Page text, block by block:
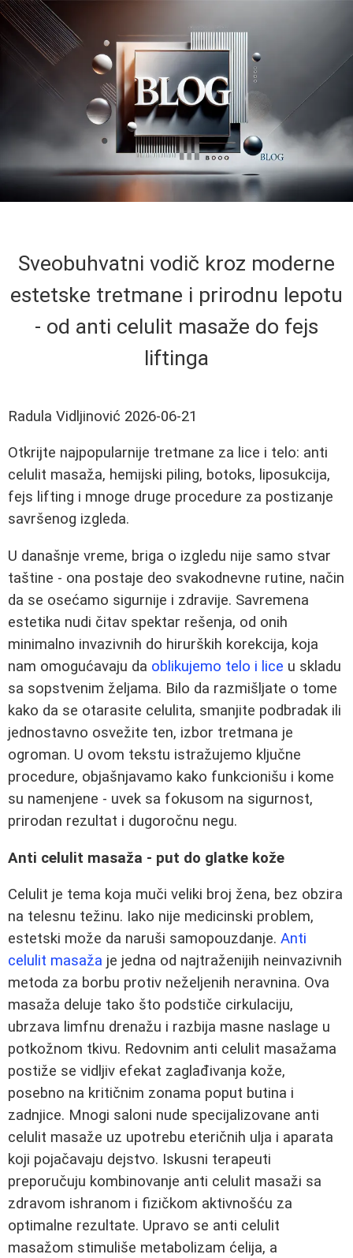
Sveobuhvatni vodič kroz moderne
estetske tretmane i prirodnu lepotu
- od anti celulit masaže do fejs
liftinga
Radula Vidljinović 2026-06-21
Otkrijte najpopularnije tretmane za lice i telo: anti
celulit masaža, hemijski piling, botoks, liposukcija,
fejs lifting i mnoge druge procedure za postizanje
savršenog izgleda.
U današnje vreme, briga o izgledu nije samo stvar
taštine - ona postaje deo svakodnevne rutine, način
da se osećamo sigurnije i zdravije. Savremena
estetika nudi čitav spektar rešenja, od onih
minimalno invazivnih do hirurških korekcija, koja
nam omogućavaju da oblikujemo telo i lice u skladu
sa sopstvenim željama. Bilo da razmišljate o tome
kako da se otarasite celulita, smanjite podbradak ili
jednostavno osvežite ten, izbor tretmana je
ogroman. U ovom tekstu istražujemo ključne
procedure, objašnjavamo kako funkcionišu i kome
su namenjene - uvek sa fokusom na sigurnost,
prirodan rezultat i dugoročnu negu.
Anti celulit masaža - put do glatke kože
Celulit je tema koja muči veliki broj žena, bez obzira
na telesnu težinu. Iako nije medicinski problem,
estetski može da naruši samopouzdanje. Anti
celulit masaža je jedna od najtraženijih neinvazivnih
metoda za borbu protiv neželjenih neravnina. Ova
masaža deluje tako što podstiče cirkulaciju,
ubrzava limfnu drenažu i razbija masne naslage u
potkožnom tkivu. Redovnim anti celulit masažama
postiže se vidljiv efekat zaglađivanja kože,
posebno na kritičnim zonama poput butina i
zadnjice. Mnogi saloni nude specijalizovane anti
celulit masaže uz upotrebu eteričnih ulja i aparata
koji pojačavaju dejstvo. Iskusni terapeuti
preporučuju kombinovanje anti celulit masaži sa
zdravom ishranom i fizičkom aktivnošću za
optimalne rezultate. Upravo se anti celulit
masažom stimuliše metabolizam ćelija, a